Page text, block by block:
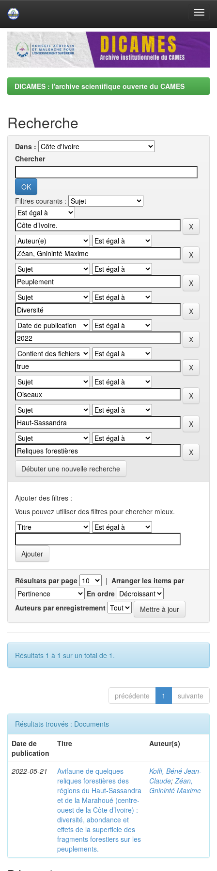
Skip
navigation
DICAMES : l'archive scientifique ouverte du CAMES
Recherche
Dans :
Chercher
Filtres courants :
Débuter une nouvelle recherche
Ajouter des filtres :
Vous pouvez utiliser des filtres pour chercher mieux.
Résultats par page | Arranger les items par
En ordre
Auteurs par enregistrement
Résultats 1 à 1 sur un total de 1.
précédente 1 suivante
Résultats trouvés : Documents
Date de
publication
Titre Auteur(s)
2022-05-21
Avifaune de quelques
reliques forestières des
régions du Haut-Sassandra
et de la Marahoué (centre-
ouest de la Côte d’Ivoire) :
diversité, abondance et
effets de la superficie des
fragments forestiers sur les
peuplements.
Koffi, Béné Jean-
Claude; Zéan,
Gnininté Maxime